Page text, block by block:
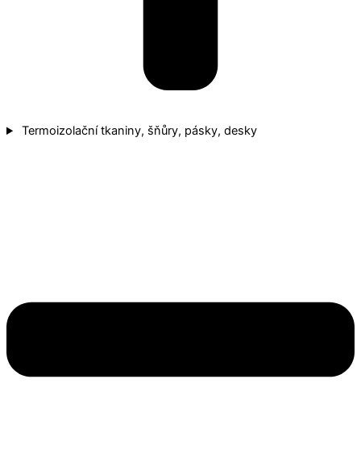
Termoizolační tkaniny, šňůry, pásky, desky